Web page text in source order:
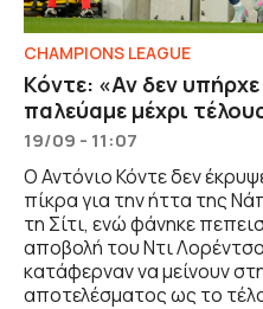
CHAMPIONS LEAGUE
Κόντε: «Αν δεν
παλεύαμε μέχρι
19/09 - 11:07
Ο Αντόνιο Κόντε δεν
πίκρα για την ήττα της
τη Σίτι, ενώ φάνηκε
αποβολή του Ντι
κατάφερναν να μείνουν
αποτελέσματος ως το